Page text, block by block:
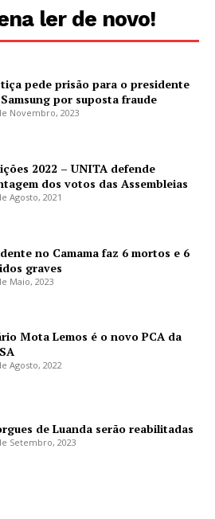
ler de novo!
pede prisão para o presidente
por suposta fraude
Novembro, 2023
2022 – UNITA defende
dos votos das Assembleias
Agosto, 2021
no Camama faz 6 mortos e 6
graves
Maio, 2023
Mota Lemos é o novo PCA da
Agosto, 2022
de Luanda serão reabilitadas
Setembro, 2023